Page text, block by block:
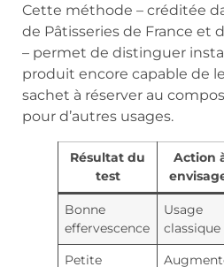
Cette méthode – créditée
de Pâtisseries de France et
– permet de distinguer
produit encore capable de
sachet à réserver au
pour d’autres usages.
Résultat du
test
Action
Bonne
effervescence
Usage
classique
Petite